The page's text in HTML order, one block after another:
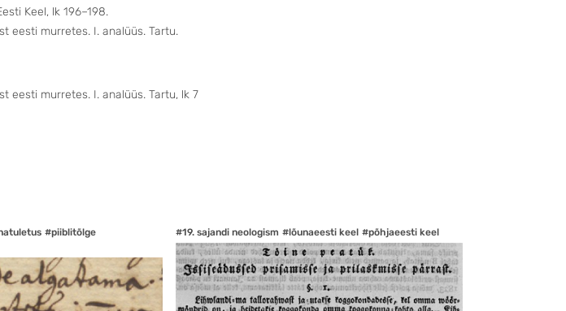
Keel, lk 196–198.
eesti murretes. I. analüüs. Tartu.
eesti murretes. I. analüüs. Tartu, lk 7
#piiblitõlge
#19. sajandi neologism #lõunaeesti keel #põhjaeesti keel